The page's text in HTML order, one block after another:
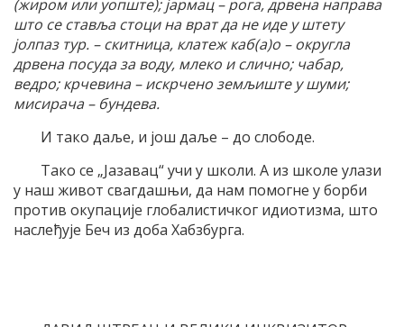
(жиром или уопште);јармац – рога, дрвена направа
што се ставља стоци на врат да не иде у штету
јолпаз тур. – скитница, клатеж каб(а)о – округла
дрвена посуда за воду, млеко и слично; чабар,
ведро;крчевина – искрчено земљиште у шуми;
мисирача – бундева.
И тако даље, и још даље – до слободе.
Тако се „Јазавац“ учи у школи. А из школе улази
у наш живот свагдашњи, да нам помогне у борби
против окупације глобалистичког идиотизма, што
наслеђује Беч из доба Хабзбурга.